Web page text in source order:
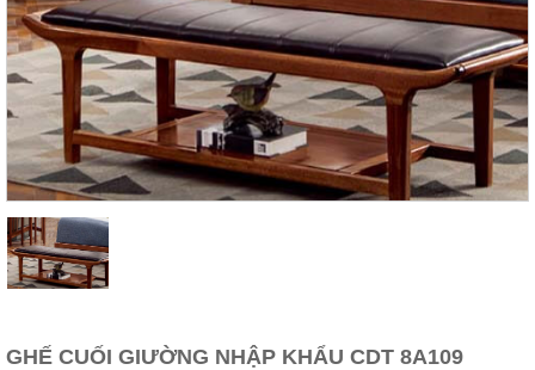
tầng,
bàn
học, tủ
sách
Nội
Thất
Phòng
Khách
rượu,
Bàn
trà...
Thất
GHẾ CUỐI GIƯỜNG NHẬP KHẨU CDT 8A109